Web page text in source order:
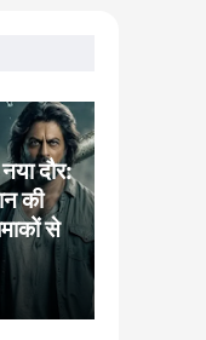
दौर:
की
से